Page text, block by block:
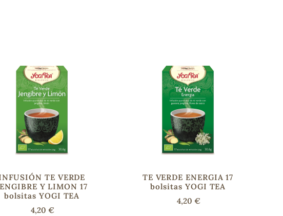
TE VERDE
Y LIMON 17
bolsitas YOGI TEA
4,20 €
TE VERDE ENERGIA 17
bolsitas YOGI TEA
4,20 €